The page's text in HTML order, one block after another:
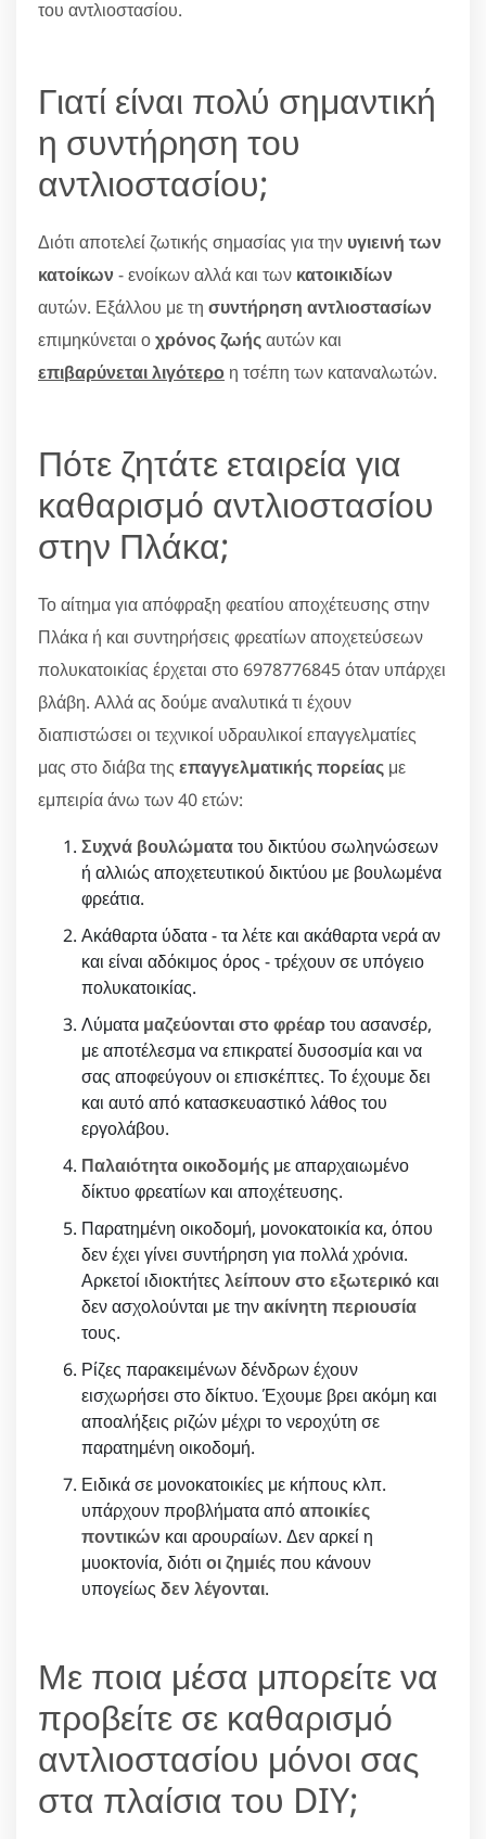
του αντλιοστασίου.
Γιατί είναι πολύ σημαντική
η συντήρηση του
αντλιοστασίου;
Διότι αποτελεί ζωτικής σημασίας για την υγιεινή των
κατοίκων- ενοίκων αλλά και των κατοικιδίων
αυτών. Εξάλλου με τη συντήρηση αντλιοστασίων
επιμηκύνεται οχρόνος ζωήςαυτών και
επιβαρύνεται λιγότερο η τσέπη των καταναλωτών.
Πότε ζητάτε εταιρεία για
καθαρισμό αντλιοστασίου
στην Πλάκα;
Το αίτημα για απόφραξη φεατίου αποχέτευσης στην
Πλάκα ή και συντηρήσεις φρεατίων αποχετεύσεων
πολυκατοικίας έρχεται στο 6978776845 όταν υπάρχει
βλάβη. Αλλά ας δούμε αναλυτικά τι έχουν
διαπιστώσει οι τεχνικοί υδραυλικοί επαγγελματίες
μας στο διάβα της επαγγελματικής πορείας με
εμπειρία άνω των 40 ετών:
Συχνά βουλώματατου δικτύου σωληνώσεων
ή αλλιώς αποχετευτικού δικτύου με βουλωμένα
φρεάτια.
Ακάθαρτα ύδατα - τα λέτε και ακάθαρτα νερά αν
και είναι αδόκιμος όρος - τρέχουν σε υπόγειο
πολυκατοικίας.
Λύματα μαζεύονται στο φρέαρτου ασανσέρ,
με αποτέλεσμα να επικρατεί δυσοσμία και να
σας αποφεύγουν οι επισκέπτες. Το έχουμε δει
και αυτό από κατασκευαστικό λάθος του
εργολάβου.
Παλαιότητα οικοδομής με απαρχαιωμένο
δίκτυο φρεατίων και αποχέτευσης.
Παρατημένη οικοδομή, μονοκατοικία κα, όπου
δεν έχει γίνει συντήρηση για πολλά χρόνια.
Αρκετοί ιδιοκτήτες λείπουν στο εξωτερικό και
δεν ασχολούνται με τηνακίνητη περιουσία
τους.
Ρίζες παρακειμένων δένδρων έχουν
εισχωρήσει στο δίκτυο. Έχουμε βρει ακόμη και
αποαλήξεις ριζών μέχρι το νεροχύτη σε
παρατημένη οικοδομή.
Ειδικά σε μονοκατοικίες με κήπους κλπ.
υπάρχουν προβλήματα απόαποικίες
ποντικών και αρουραίων. Δεν αρκεί η
μυοκτονία, διότι οι ζημιέςπου κάνουν
υπογείως δεν λέγονται.
Με ποια μέσα μπορείτε να
προβείτε σε καθαρισμό
αντλιοστασίου μόνοι σας
στα πλαίσια του DIY;